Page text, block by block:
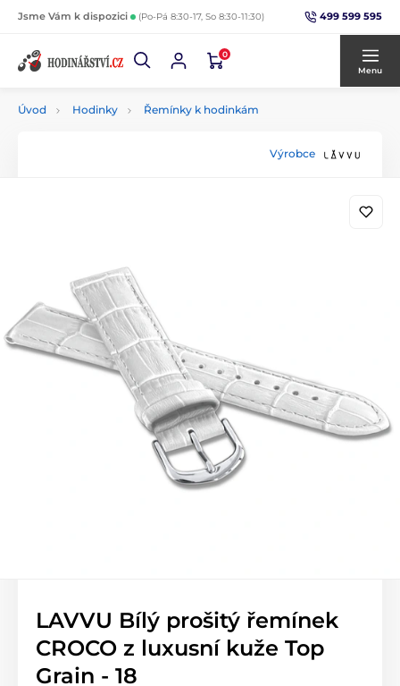
Jsme Vám k dispozici (Po-Pá 8:30-17, So 8:30-11:30) 499 599 595
0
Menu
Úvod Hodinky Řemínky k hodinkám
Výrobce
LAVVU Bílý prošitý řemínek
CROCO z luxusní kuže Top
Grain - 18